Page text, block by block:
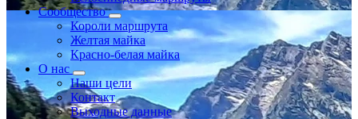
Сообщество
Короли маршрута
Желтая майка
Красно-белая майка
О нас
Наши цели
Контакт
Выходные данные